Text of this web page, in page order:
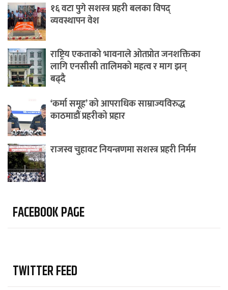
१६ वटा पुगे सशस्त्र प्रहरी बलका विपद्
व्यवस्थापन वेश
राष्ट्रिय एकताको भावनाले ओतप्रोत जनशक्तिका
लागि एनसीसी तालिमको महत्व र माग झन्
बढ्दै
‘कर्मा समूह’ को आपराधिक साम्राज्यविरुद्ध
काठमाडौं प्रहरीको प्रहार
राजस्व चुहावट नियन्त्रणमा सशस्त्र प्रहरी निर्मम
FACEBOOK PAGE
TWITTER FEED